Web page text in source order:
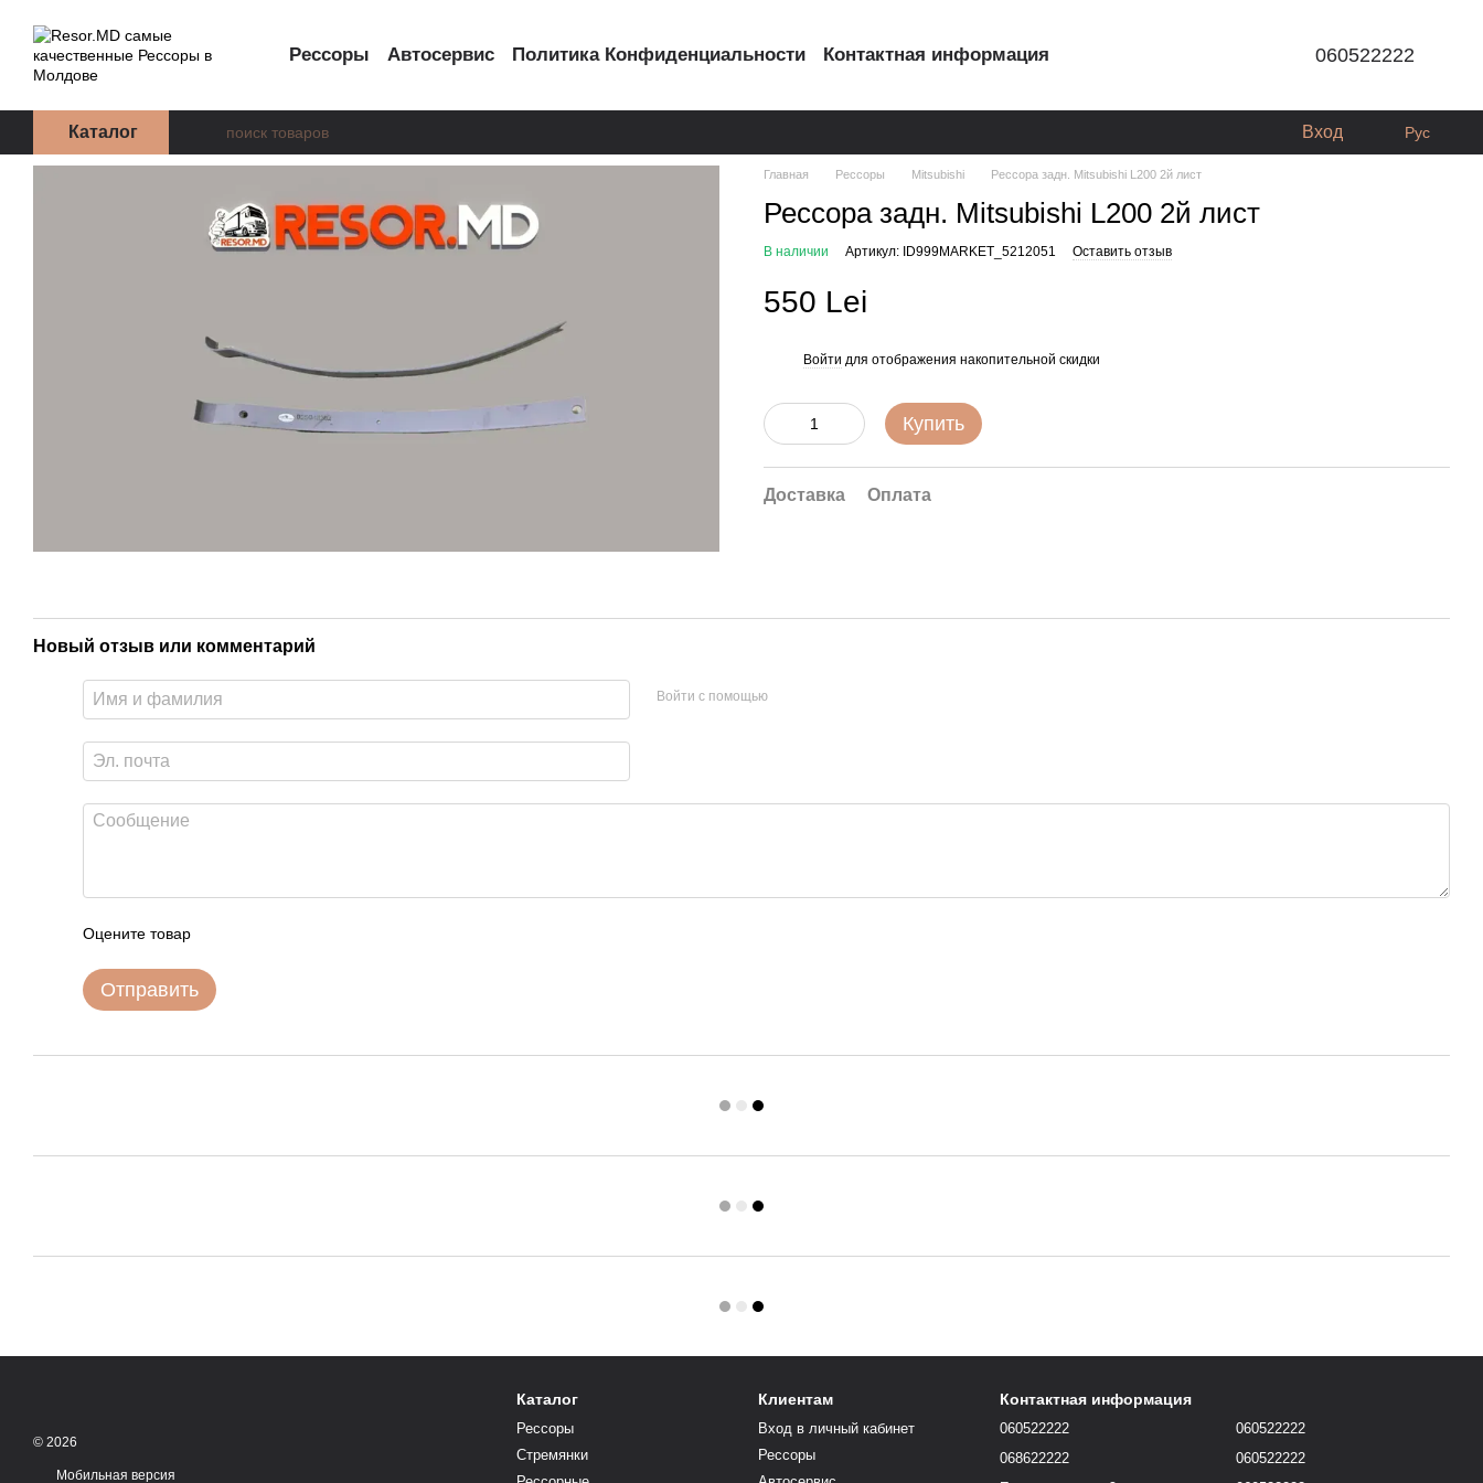
Рессоры Автосервис Политика Конфиденциальности Контактная информация 060522222
Каталог Вход Рус
Главная Рессоры Mitsubishi Рессора задн. Mitsubishi L200 2й лист
Рессора задн. Mitsubishi L200 2й лист
В наличии Артикул: ID999MARKET_5212051 Оставить отзыв
550 Lei
Войти для отображения накопительной скидки
Купить
Доставка Оплата
Новый отзыв или комментарий
Войти с помощью
Оцените товар
Отправить
© 2026
Мобильная версия
Каталог
Рессоры
Cтремянки
Клиентам
Вход в личный кабинет
Рессоры
Контактная информация
060522222
068622222
060522222
060522222